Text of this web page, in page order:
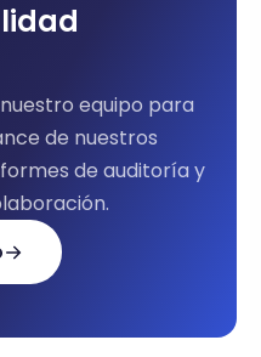
equipo para
de nuestros
de auditoría y